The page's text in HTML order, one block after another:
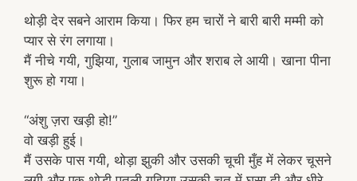
थोड़ी देर सबने आराम किया। फिर हम चारों ने बारी बारी मम्मी को
प्यार से रंग लगाया।
मैं नीचे गयी, गुझिया, गुलाब जामुन और शराब ले आयी। खाना पीना
शुरू हो गया।
“अंशु ज़रा खड़ी हो!”
वो खड़ी हुई।
मैं उसके पास गयी, थोड़ा झुकी और उसकी चूची मुँह में लेकर चूसने